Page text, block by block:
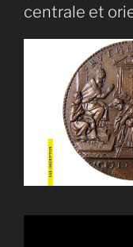
centrale et